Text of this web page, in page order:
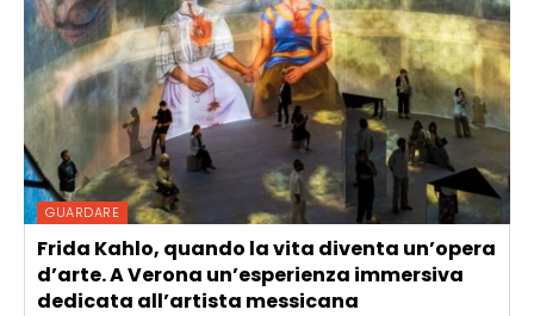
GUARDARE
Frida Kahlo, quando la vita diventa un’opera
d’arte. A Verona un’esperienza immersiva
dedicata all’artista messicana